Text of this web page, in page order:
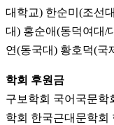
대학교) 한순미(조선
대) 홍순애(동덕여대/
연(동국대) 황호덕(국
학회 후원금
구보학회 국어국문학
학회 한국근대문학회